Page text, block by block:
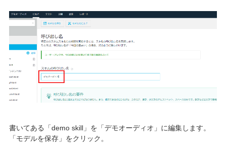
書いてある「demo skill」を「デモオーディオ」に編集します。
「モデルを保存」をクリック。